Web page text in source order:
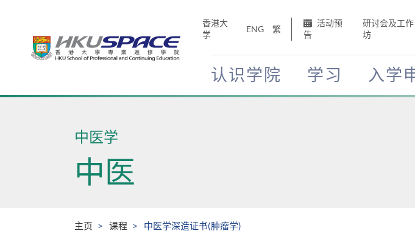
香港大
学
ENG 繁
活动预
告
研讨会及工作
坊
认识学院 学习 入学
Main
中医学
中医
主页 课程 中医学深造证书(肿瘤学)